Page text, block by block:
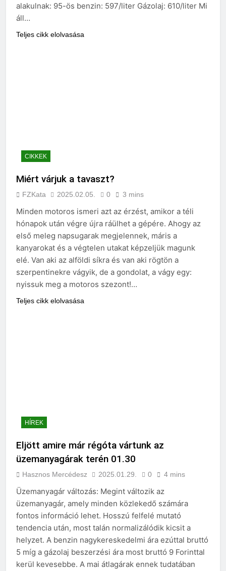
alakulnak: 95-ös benzin: 597/liter Gázolaj: 610/liter Mi
áll…
Teljes cikk elolvasása
CIKKEK
Miért várjuk a tavaszt?
FZKata 2025.02.05. 0 3 mins
Minden motoros ismeri azt az érzést, amikor a téli
hónapok után végre újra ráülhet a gépére. Ahogy az
első meleg napsugarak megjelennek, máris a
kanyarokat és a végtelen utakat képzeljük magunk
elé. Van aki az alföldi síkra és van aki rögtön a
szerpentinekre vágyik, de a gondolat, a vágy egy:
nyissuk meg a motoros szezont!…
Teljes cikk elolvasása
HÍREK
Eljött amire már régóta vártunk az
üzemanyagárak terén 01.30
Hasznos Mercédesz 2025.01.29. 0 4 mins
Üzemanyagár változás: Megint változik az
üzemanyagár, amely minden közlekedő számára
fontos információ lehet. Hosszú felfelé mutató
tendencia után, most talán normalizálódik kicsit a
helyzet. A benzin nagykereskedelmi ára ezúttal bruttó
5 míg a gázolaj beszerzési ára most bruttó 9 Forinttal
kerül kevesebbe. A mai átlagárak ennek tudatában